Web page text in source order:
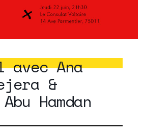
avec Ana
&
Hamdan